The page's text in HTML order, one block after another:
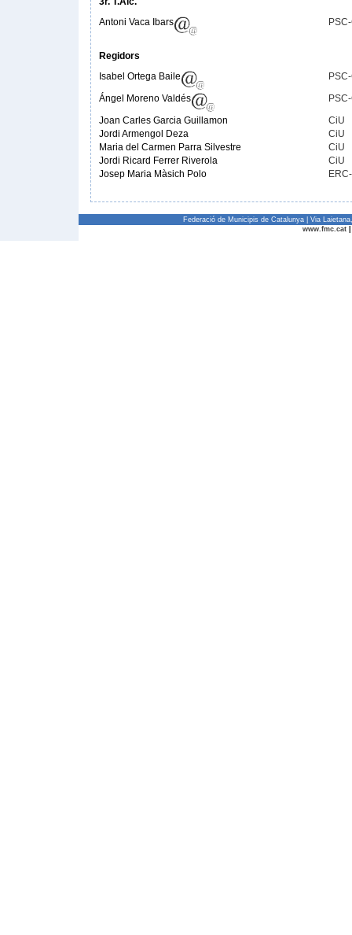
Antoni Vaca Ibars
Regidors
Isabel Ortega Baile
Ángel Moreno Valdés
Joan Carles Garcia Guillamon
CiU
Jordi Armengol Deza
CiU
Maria del Carmen Parra Silvestre
CiU
Jordi Ricard Ferrer Riverola
CiU
Josep Maria Màsich Polo
Federació de Municipis de Catalunya | Via
www.fmc.cat